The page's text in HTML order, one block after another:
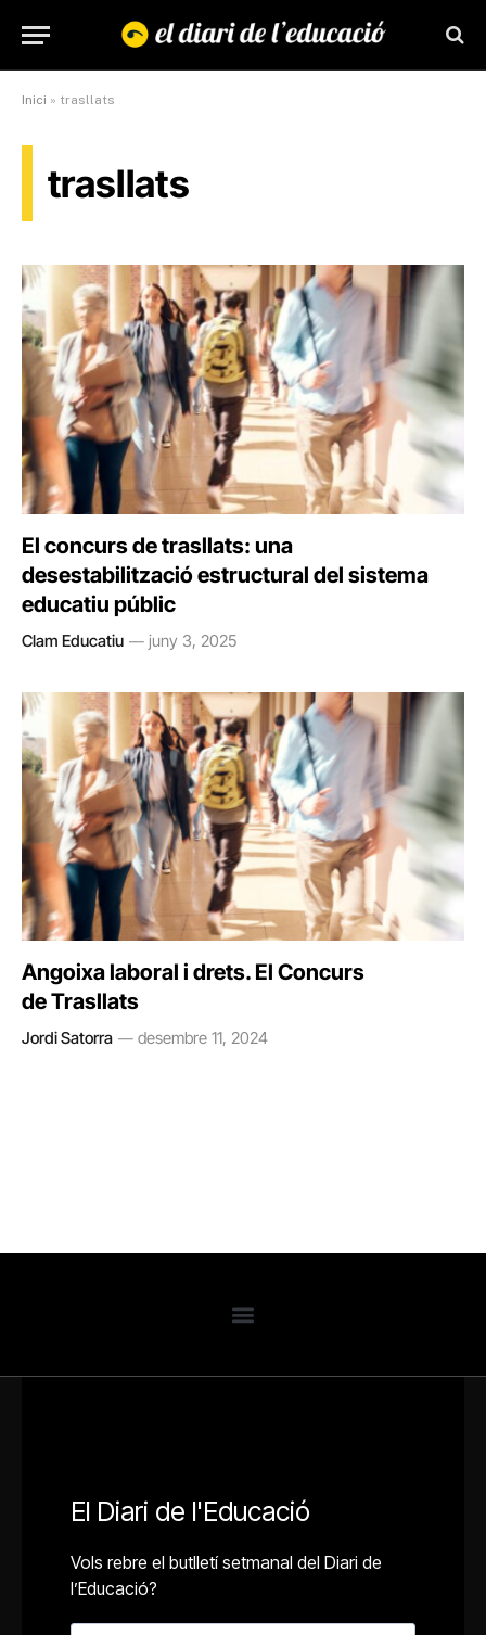
Inici » trasllats
trasllats
El concurs de trasllats: una
desestabilització estructural del sistema
educatiu públic
Clam Educatiu juny 3, 2025
Angoixa laboral i drets. El Concurs
de Trasllats
Jordi Satorra desembre 11, 2024